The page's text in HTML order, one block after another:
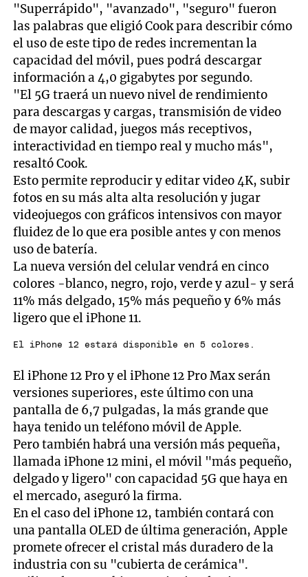
"Superrápido", "avanzado", "seguro" fueron
las palabras que eligió Cook para describir cómo
el uso de este tipo de redes incrementan la
capacidad del móvil, pues podrá descargar
información a 4,0 gigabytes por segundo.
"El 5G traerá un nuevo nivel de rendimiento
para descargas y cargas, transmisión de video
de mayor calidad, juegos más receptivos,
interactividad en tiempo real y mucho más",
resaltó Cook.
Esto permite reproducir y editar video 4K, subir
fotos en su más alta alta resolución y jugar
videojuegos con gráficos intensivos con mayor
fluidez de lo que era posible antes y con menos
uso de batería.
La nueva versión del celular vendrá en cinco
colores -blanco, negro, rojo, verde y azul- y será
11% más delgado, 15% más pequeño y 6% más
ligero que el iPhone 11.
El iPhone 12 estará disponible en 5 colores.
El iPhone 12 Pro y el iPhone 12 Pro Max serán
versiones superiores, este último con una
pantalla de 6,7 pulgadas, la más grande que
haya tenido un teléfono móvil de Apple.
Pero también habrá una versión más pequeña,
llamada iPhone 12 mini, el móvil "más pequeño,
delgado y ligero" con capacidad 5G que haya en
el mercado, aseguró la firma.
En el caso del iPhone 12, también contará con
una pantalla OLED de última generación, Apple
promete ofrecer el cristal más duradero de la
industria con su "cubierta de cerámica".